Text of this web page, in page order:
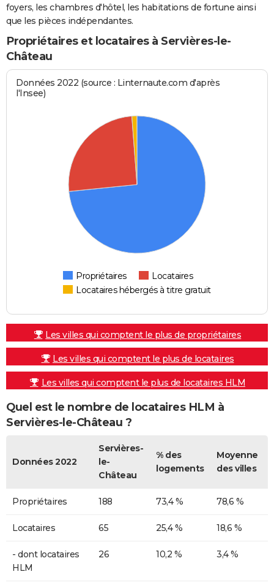
foyers, les chambres d'hôtel, les habitations de fortune ainsi
que les pièces indépendantes.
Propriétaires et locataires à Servières-le-
Château
Données 2022 (source : Linternaute.com d'après
l'Insee)
Propriétaires
Locataires
Locataires hébergés à titre gratuit
Les villes qui comptent le plus de propriétaires
Les villes qui comptent le plus de locataires
Les villes qui comptent le plus de locataires HLM
Quel est le nombre de locataires HLM à
Servières-le-Château ?
Données 2022
Servières-
le-
Château
% des
logements
Moyenne
des villes
Propriétaires 188 73,4 % 78,6 %
Locataires 65 25,4 % 18,6 %
- dont locataires
HLM
26 10,2 % 3,4 %